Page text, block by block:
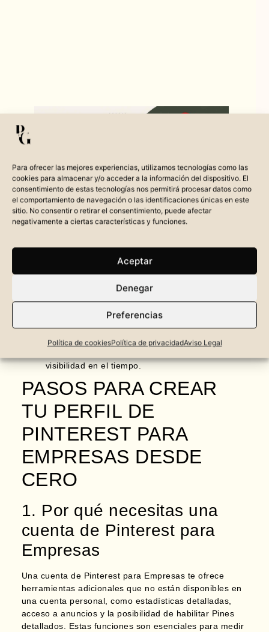
Para ofrecer las mejores experiencias, utilizamos tecnologías como las
cookies para almacenar y/o acceder a la información del dispositivo. El
consentimiento de estas tecnologías nos permitirá procesar datos como
el comportamiento de navegación o las identificaciones únicas en este
sitio. No consentir o retirar el consentimiento, puede afectar
negativamente a ciertas características y funciones.
Aceptar
Denegar
Preferencias
Política de cookiesPolítica de privacidadAviso Legal
¿Quieres empezar a usar Pinterest para ganar
Por qué necesitas una cuenta de Pinterest para
Empresas, aunque ya tengas una personal.
El paso a paso para crear un perfil de éxito.
visibilidad en el tiempo.
PASOS PARA CREAR
TU PERFIL DE
PINTEREST PARA
EMPRESAS DESDE
CERO
1. Por qué necesitas una
cuenta de Pinterest para
Empresas
Una cuenta de Pinterest para Empresas te ofrece
herramientas adicionales que no están disponibles en
una cuenta personal, como estadísticas detalladas,
acceso a anuncios y la posibilidad de habilitar Pines
detallados. Estas funciones son esenciales para medir